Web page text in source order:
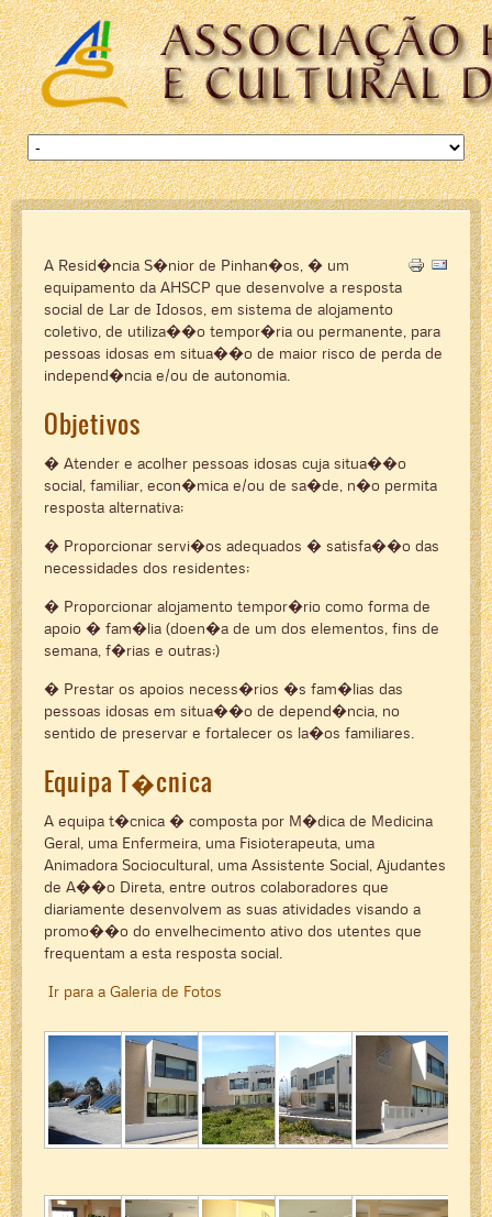
A Resid�ncia S�nior de Pinhan�os, � um
equipamento da AHSCP que desenvolve a resposta
social de Lar de Idosos, em sistema de alojamento
coletivo, de utiliza��o tempor�ria ou permanente, para
pessoas idosas em situa��o de maior risco de perda de
independ�ncia e/ou de autonomia.
Objetivos
� Atender e acolher pessoas idosas cuja situa��o
social, familiar, econ�mica e/ou de sa�de, n�o permita
resposta alternativa;
� Proporcionar servi�os adequados � satisfa��o das
necessidades dos residentes;
� Proporcionar alojamento tempor�rio como forma de
apoio � fam�lia (doen�a de um dos elementos, fins de
semana, f�rias e outras;)
� Prestar os apoios necess�rios �s fam�lias das
pessoas idosas em situa��o de depend�ncia, no
sentido de preservar e fortalecer os la�os familiares.
Equipa T�cnica
A equipa t�cnica � composta por M�dica de Medicina
Geral, uma Enfermeira, uma Fisioterapeuta, uma
Animadora Sociocultural, uma Assistente Social, Ajudantes
de A��o Direta, entre outros colaboradores que
diariamente desenvolvem as suas atividades visando a
promo��o do envelhecimento ativo dos utentes que
frequentam a esta resposta social.
Ir para a Galeria de Fotos